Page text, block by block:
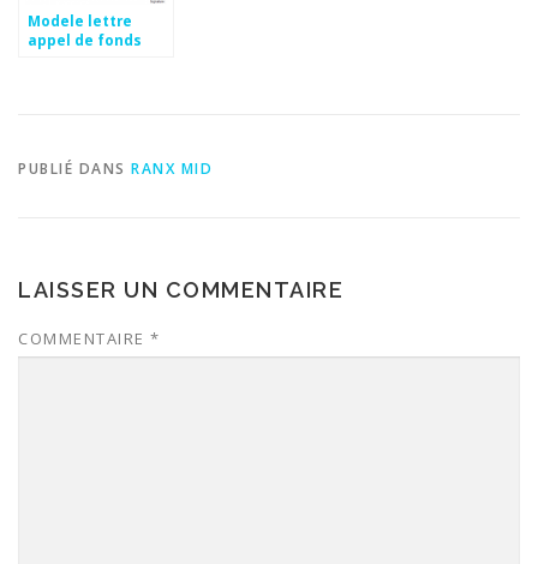
Modele lettre
appel de fonds
PUBLIÉ DANS RANX MID
LAISSER UN COMMENTAIRE
COMMENTAIRE *